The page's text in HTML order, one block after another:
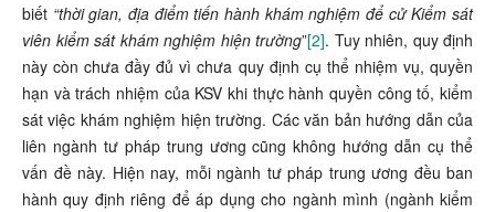
biết “thời gian, địa điểm tiến hành khám nghiệm để cử Kiểm sát
viên kiểm sát khám nghiệm hiện trường”[2]. Tuy nhiên, quy định
này còn chưa đầy đủ vì chưa quy định cụ thể nhiệm vụ, quyền
hạn và trách nhiệm của KSV khi thực hành quyền công tố, kiểm
sát việc khám nghiệm hiện trường. Các văn bản hướng dẫn của
liên ngành tư pháp trung ương cũng không hướng dẫn cụ thể
vấn đề này. Hiện nay, mỗi ngành tư pháp trung ương đều ban
hành quy định riêng để áp dụng cho ngành mình (ngành kiểm